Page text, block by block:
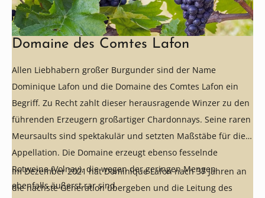
Domaine des Comtes Lafon
Allen Liebhabern großer Burgunder sind der Name
Dominique Lafon und die Domaine des Comtes Lafon ein
Begriff. Zu Recht zahlt dieser herausragende Winzer zu den
führenden Erzeugern großartiger Chardonnays. Seine raren
Meursaults sind spektakulär und setzten Maßstäbe für die
Appellation. Die Domaine erzeugt ebenso fesselnde
Rotweine (Volnay), die wegen der geringen Mengen
ebenfalls äußerst rar sind.
Im Dezember 2021 hat Dominique Lafon nach 37 Jahren an
die nächste Generation übergeben und die Leitung des